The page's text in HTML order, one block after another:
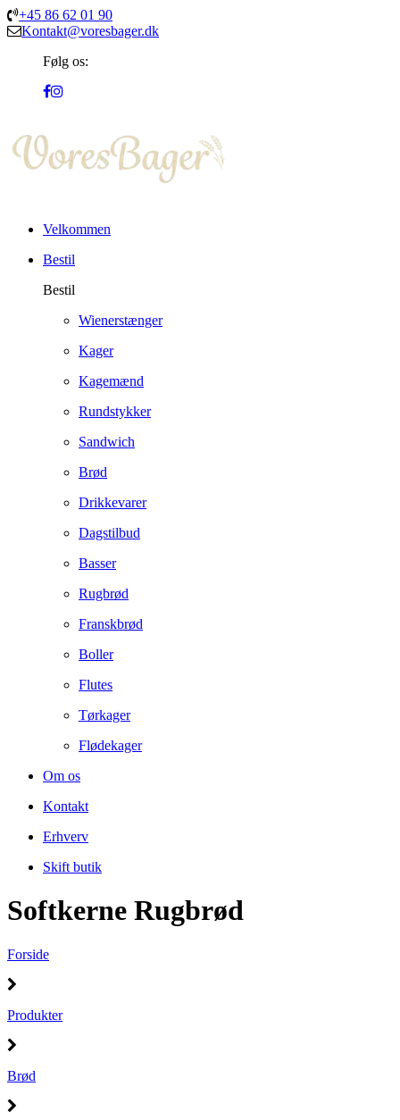
+45 86 62 01 90
Kontakt@voresbager.dk
Følg os:
Velkommen
Bestil
Bestil
Wienerstænger
Kager
Kagemænd
Rundstykker
Sandwich
Brød
Drikkevarer
Dagstilbud
Basser
Rugbrød
Franskbrød
Boller
Flutes
Tørkager
Flødekager
Om os
Kontakt
Erhverv
Skift butik
Softkerne Rugbrød
Forside
Produkter
Brød